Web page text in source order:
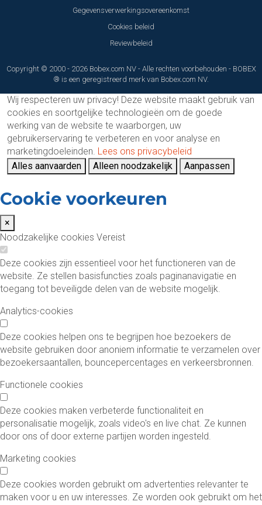
Gegevensverwerkingsovereenkomst
Cookies beleid
Reviewbeleid
Copyright © 2000 - 2026 Bobex.com NV - Alle rechten voorbehouden - BOBEX
® is een geregistreerd merk van Bobex.com NV.
Wij respecteren uw privacy! Deze website maakt gebruik van
cookies en soortgelijke technologieën om de goede
werking van de website te waarborgen, uw
gebruikerservaring te verbeteren en voor analyse en
marketingdoeleinden. Lees ons privacybeleid
Alles aanvaarden
Alleen noodzakelijk Aanpassen
Cookie voorkeuren
×
Noodzakelijke cookies Vereist
Deze cookies zijn essentieel voor het functioneren van de
website. Ze stellen basisfuncties zoals paginanavigatie en
toegang tot beveiligde delen van de website mogelijk.
Analytics-cookies
Deze cookies helpen ons te begrijpen hoe bezoekers de
website gebruiken door anoniem informatie te verzamelen over
bezoekersaantallen, bouncepercentages en verkeersbronnen.
Functionele cookies
Deze cookies maken verbeterde functionaliteit en
personalisatie mogelijk, zoals video's en live chat. Ze kunnen
door ons of door externe partijen worden ingesteld.
Marketing cookies
Deze cookies worden gebruikt om advertenties relevanter te
maken voor u en uw interesses. Ze worden ook gebruikt om het